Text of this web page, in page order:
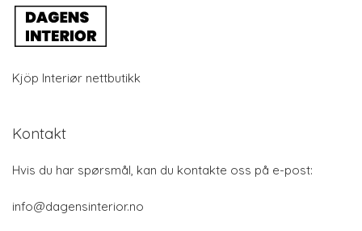
Kjöp Interiør nettbutikk
Kontakt
Hvis du har spørsmål, kan du kontakte oss på e-post:
info@dagensinterior.no